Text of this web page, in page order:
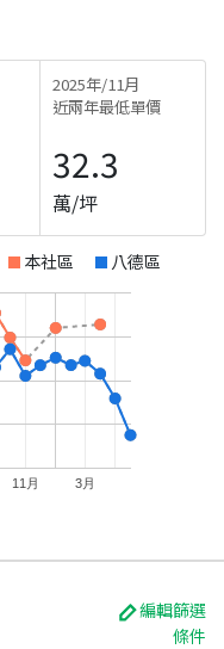
2025年/11月
近兩年最低單價
32.3
萬/坪
本社區 八德區
11月 3月
編輯篩選
條件